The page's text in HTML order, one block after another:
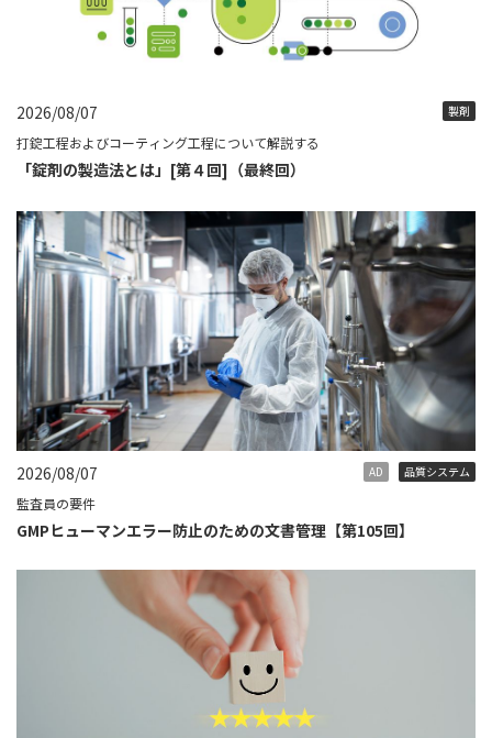
2026/08/07 製剤
打錠工程およびコーティング工程について解説する
「錠剤の製造法とは」[第４回]（最終回）
2026/08/07 AD 品質システム
監査員の要件
GMPヒューマンエラー防止のための文書管理【第105回】